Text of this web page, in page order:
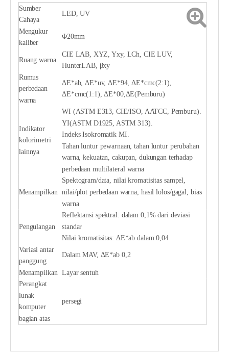
Sumber
Cahaya
LED, UV
Mengukur
kaliber
Φ20mm
Ruang warna
CIE LAB, XYZ, Yxy, LCh, CIE LUV,
HunterLAB, βxy
Rumus
perbedaan
warna
ΔE*ab, ΔE*uv, ΔE*94, ΔE*cmc(2:1),
ΔE*cmc(1:1), ΔE*00,ΔE(Pemburu)
Indikator
kolorimetri
lainnya
WI (ASTM E313, CIE/ISO, AATCC, Pemburu).
YI(ASTM D1925, ASTM 313).
Indeks Isokromatik MI.
Tahan luntur pewarnaan, tahan luntur perubahan
warna, kekuatan, cakupan, dukungan terhadap
perbedaan multilateral warna
Menampilkan
Spektogram/data, nilai kromatisitas sampel,
nilai/plot perbedaan warna, hasil lolos/gagal, bias
warna
Pengulangan
Reflektansi spektral: dalam 0,1% dari deviasi
standar
Nilai kromatisitas: ΔE*ab dalam 0,04
Variasi antar
panggung
Dalam MAV, ΔE*ab 0,2
Menampilkan Layar sentuh
Perangkat
lunak
komputer
bagian atas
persegi